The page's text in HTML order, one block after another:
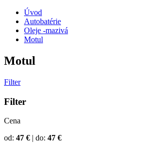
Úvod
Autobatérie
Oleje -mazivá
Motul
Motul
Filter
Filter
Cena
od: 47 € | do: 47 €